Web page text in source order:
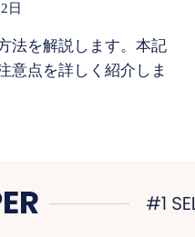
日
法を解説します。本記
意点を詳しく紹介しま